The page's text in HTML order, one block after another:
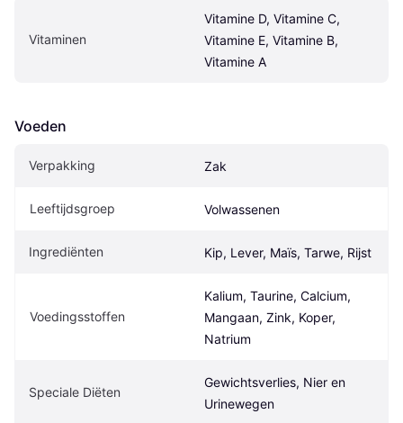
Vitaminen
Vitamine D, Vitamine C,
Vitamine E, Vitamine B,
Vitamine A
Voeden
Verpakking Zak
Leeftijdsgroep Volwassenen
Ingrediënten Kip, Lever, Maïs, Tarwe, Rijst
Voedingsstoffen
Kalium, Taurine, Calcium,
Mangaan, Zink, Koper,
Natrium
Speciale Diëten
Gewichtsverlies, Nier en
Urinewegen